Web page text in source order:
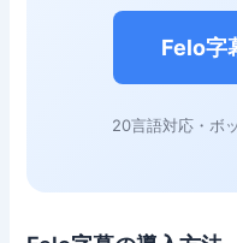
Felo字
20言語対応・ボ